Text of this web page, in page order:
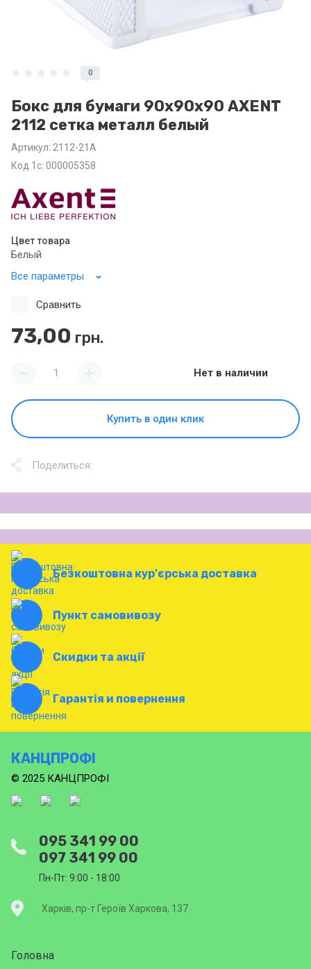
0
Бокс для бумаги 90х90х90 AXENT
2112 сетка металл белый
Артикул: 2112-21А
Код 1с: 000005358
Цвет товара
Белый
Все параметры
73,00 грн.
Сравнить
Нет в наличии
Купить в один клик
Поделиться:
Безкоштовна кур'єрська доставка
Пункт самовивозу
Скидки та акції
Гарантія и повернення
КАНЦПРОФІ
© 2025 КАНЦПРОФІ
095 341 99 00
097 341 99 00
Пн-Пт: 9:00 - 18:00
Харків, пр-т Героїв Харкова, 137
Головна